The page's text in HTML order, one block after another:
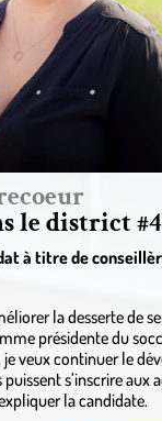
le district #4
à titre de
la desserte de
présidente du
veux continuer le
s’inscrire aux
la candidate.